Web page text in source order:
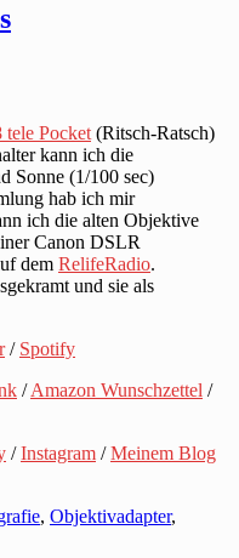
tele Pocket (Ritsch-Ratsch)
kann ich die
Sonne (1/100 sec)
hab ich mir
ich die alten Objektive
Canon DSLR
dem RelifeRadio.
und sie als
/ Spotify
/Amazon Wunschzettel /
/Instagram /Meinem Blog
, Objektivadapter,